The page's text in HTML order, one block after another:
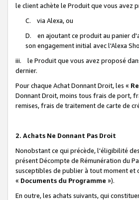
le client achète le Produit que vous avez
C. via Alexa, ou
D. en ajoutant ce produit au panier
son engagement initial avec l'Alexa
iii. le Produit que vous avez proposé
dernier.
Pour chaque Achat Donnant Droit, les «
Donnant Droit, moins tous frais de port,
remises, frais de traitement de carte de
2. Achats Ne Donnant Pas Droit
Nonobstant ce qui précède, l'éligibilité
présent Décompte de Rémunération du
susceptibles de publier à tout moment et
« Documents du Programme »).
En outre, les achats suivants, qui